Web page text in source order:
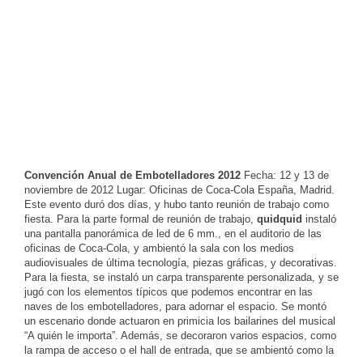
Convención Anual de Embotelladores 2012 Fecha: 12 y 13 de
noviembre de 2012 Lugar: Oficinas de Coca-Cola España, Madrid.
Este evento duró dos días, y hubo tanto reunión de trabajo como
fiesta. Para la parte formal de reunión de trabajo, quidquid instaló
una pantalla panorámica de led de 6 mm., en el auditorio de las
oficinas de Coca-Cola, y ambientó la sala con los medios
audiovisuales de última tecnología, piezas gráficas, y decorativas.
Para la fiesta, se instaló un carpa transparente personalizada, y se
jugó con los elementos típicos que podemos encontrar en las
naves de los embotelladores, para adornar el espacio. Se montó
un escenario donde actuaron en primicia los bailarines del musical
“A quién le importa”. Además, se decoraron varios espacios, como
la rampa de acceso o el hall de entrada, que se ambientó como la